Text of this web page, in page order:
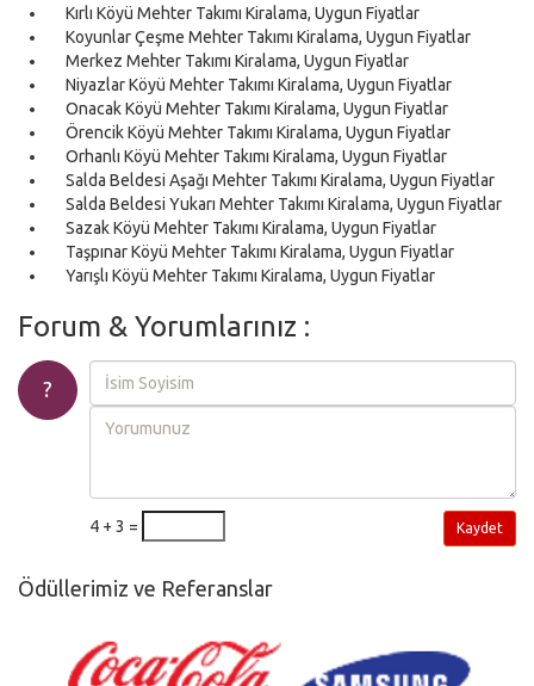
Kırlı Köyü Mehter Takımı Kiralama, Uygun Fiyatlar
Koyunlar Çeşme Mehter Takımı Kiralama, Uygun Fiyatlar
Merkez Mehter Takımı Kiralama, Uygun Fiyatlar
Niyazlar Köyü Mehter Takımı Kiralama, Uygun Fiyatlar
Onacak Köyü Mehter Takımı Kiralama, Uygun Fiyatlar
Örencik Köyü Mehter Takımı Kiralama, Uygun Fiyatlar
Orhanlı Köyü Mehter Takımı Kiralama, Uygun Fiyatlar
Salda Beldesi Aşağı Mehter Takımı Kiralama, Uygun Fiyatlar
Salda Beldesi Yukarı Mehter Takımı Kiralama, Uygun Fiyatlar
Sazak Köyü Mehter Takımı Kiralama, Uygun Fiyatlar
Taşpınar Köyü Mehter Takımı Kiralama, Uygun Fiyatlar
Yarışlı Köyü Mehter Takımı Kiralama, Uygun Fiyatlar
Forum & Yorumlarınız :
?
4 + 3 = Kaydet
Ödüllerimiz ve Referanslar